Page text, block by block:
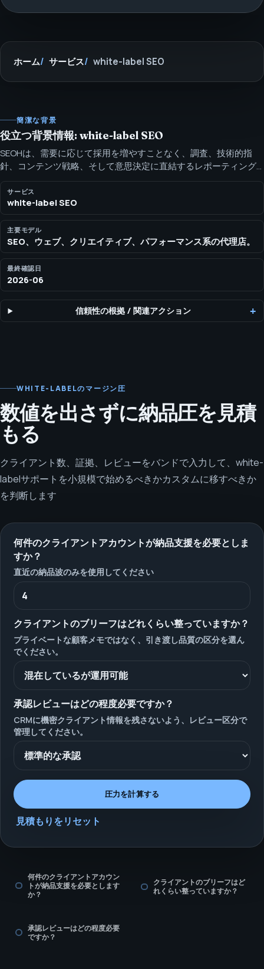
ホーム サービス white-label SEO
簡潔な背景
役立つ背景情報: white-label SEO
SEOHは、需要に応じて採用を増やすことなく、調査、技術的指
針、コンテンツ戦略、そして意思決定に直結するレポーティング
を必要とする代理店向けに、white-labelのSEO体制を丸ごと提供
します。 シニア戦略、技術指示、コンテンツ設計、クライアント
対応可能な報告を必要とする代理店向けのwhite-label SEO納品。
サービス
white-label SEO
主要モデル
SEO、ウェブ、クリエイティブ、パフォーマンス系の代理店。
最終確認日
2026-06
信頼性の根拠 /関連アクション
WHITE-LABELのマージン圧
数値を出さずに納品圧を見積
もる
クライアント数、証拠、レビューをバンドで入力して、white-
labelサポートを小規模で始めるべきかカスタムに移すべきか
を判断します
何件のクライアントアカウントが納品支援を必要としま
すか？
直近の納品波のみを使用してください
クライアントのブリーフはどれくらい整っていますか？
プライベートな顧客メモではなく、引き渡し品質の区分を選ん
でください。
承認レビューはどの程度必要ですか？
CRMに機密クライアント情報を残さないよう、レビュー区分で
管理してください。
圧力を計算する
見積もりをリセット
何件のクライアントアカウン
トが納品支援を必要とします
か？
クライアントのブリーフはど
れくらい整っていますか？
承認レビューはどの程度必要
ですか？